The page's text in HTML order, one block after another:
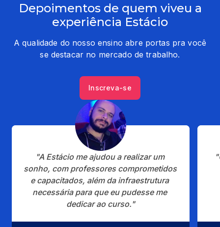
Depoimentos de quem viveu a
experiência Estácio
A qualidade do nosso ensino abre portas pra você
se destacar no mercado de trabalho.
Inscreva-se
"A Estácio me ajudou a realizar um
sonho, com professores comprometidos
e capacitados, além da infraestrutura
necessária para que eu pudesse me
dedicar ao curso."